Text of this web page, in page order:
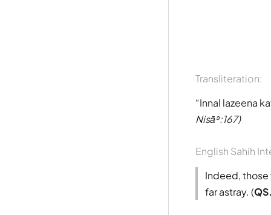
Transliteration:
Innal lazeena
Nisāʾ:167)
English Sahih
Indeed,
far astray. (